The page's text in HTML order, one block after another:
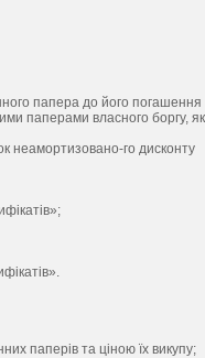
папера до його погашення
паперами власного боргу,
неамортизовано-го дисконту
паперів та ціною їх викупу;